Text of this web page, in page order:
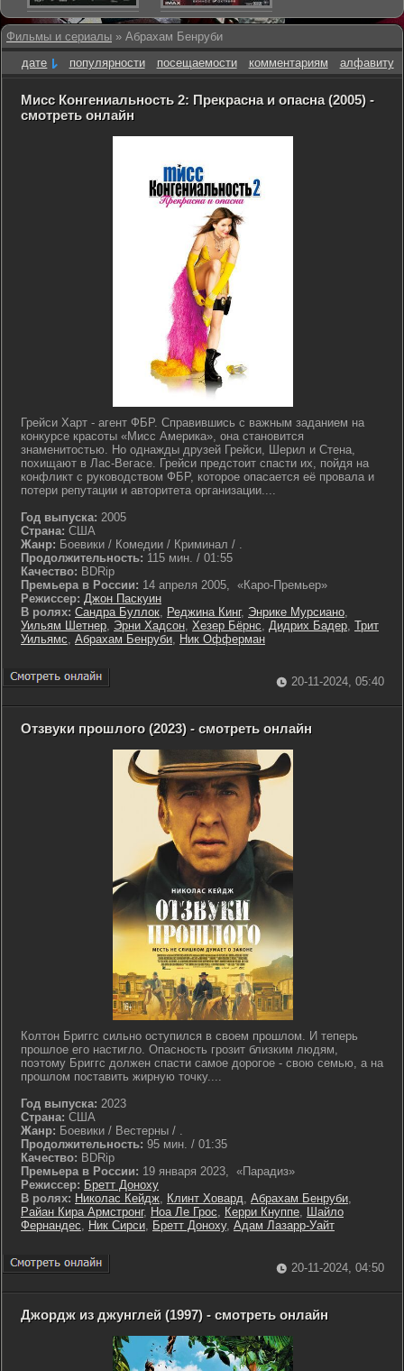
Фильмы и сериалы » Абрахам Бенруби
дате
популярности посещаемости комментариям алфавиту
Мисс Конгениальность 2: Прекрасна и опасна (2005) -
смотреть онлайн
Грейси Харт - агент ФБР. Справившись с важным заданием на
конкурсе красоты «Мисс Америка», она становится
знаменитостью. Но однажды друзей Грейси, Шерил и Стена,
похищают в Лас-Вегасе. Грейси предстоит спасти их, пойдя на
конфликт с руководством ФБР, которое опасается её провала и
потери репутации и авторитета организации....
Год выпуска: 2005
Страна: США
Жанр: Боевики / Комедии / Криминал / .
Продолжительность: 115 мин. / 01:55
Качество: BDRip
Премьера в России: 14 апреля 2005, «Каро-Премьер»
Режиссер: Джон Паскуин
В ролях: Сандра Буллок, Реджина Кинг, Энрике Мурсиано,
Уильям Шетнер, Эрни Хадсон, Хезер Бёрнс, Дидрих Бадер, Трит
Уильямс, Абрахам Бенруби, Ник Офферман
20-11-2024, 05:40
Отзвуки прошлого (2023) - смотреть онлайн
Колтон Бриггс сильно оступился в своем прошлом. И теперь
прошлое его настигло. Опасность грозит близким людям,
поэтому Бриггс должен спасти самое дорогое - свою семью, а на
прошлом поставить жирную точку....
Год выпуска: 2023
Страна: США
Жанр: Боевики / Вестерны / .
Продолжительность: 95 мин. / 01:35
Качество: BDRip
Премьера в России: 19 января 2023, «Парадиз»
Режиссер: Бретт Доноху
В ролях: Николас Кейдж, Клинт Ховард, Абрахам Бенруби,
Райан Кира Армстронг, Ноа Ле Грос, Керри Кнуппе, Шайло
Фернандес, Ник Сирси, Бретт Доноху, Адам Лазарр-Уайт
20-11-2024, 04:50
Джордж из джунглей (1997) - смотреть онлайн